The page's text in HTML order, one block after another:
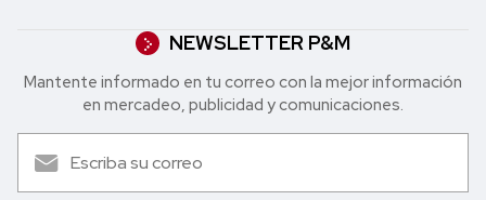
NEWSLETTER P&M
Mantente informado en tu correo con la mejor in formación
en mercadeo, publicidad y comunicaciones.